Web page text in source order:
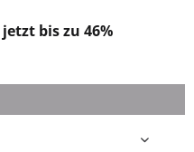
bis zu 46%